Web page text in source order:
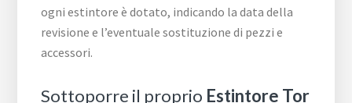
ogni estintore è dotato, indicando la data della
revisione e l’eventuale sostituzione di pezzi e
accessori.
Sottoporre il proprio Estintore Tor